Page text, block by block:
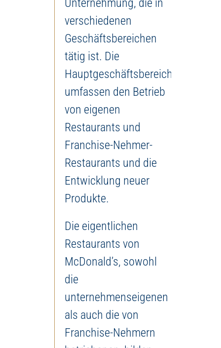
Unternehmung, die in
verschiedenen
Geschäftsbereichen
tätig ist. Die
Hauptgeschäftsbereiche
umfassen den Betrieb
von eigenen
Restaurants und
Franchise-Nehmer-
Restaurants und die
Entwicklung neuer
Produkte.
Die eigentlichen
Restaurants von
McDonald’s, sowohl
die
unternehmenseigenen
als auch die von
Franchise-Nehmern